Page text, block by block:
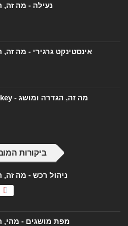
נעילה - מה זה,
אינסטינקט גרגירי - מה
פרויקט Turnkey - מה זה, הגדרה ומושג
ביקורות
ניהול רכש - מה זה,
מפת מושגים - מהי,